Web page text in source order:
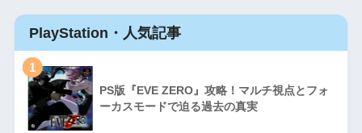
PlayStation・人気記事
1
PS版『EVE ZERO』攻略！マルチ視点とフォ
ーカスモードで迫る過去の真実